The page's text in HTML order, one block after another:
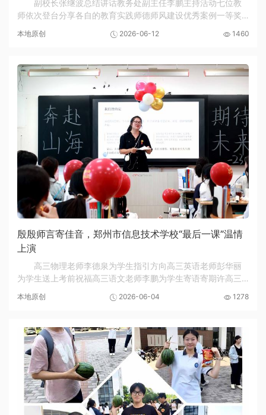
副校长张继波总结讲话教务处副主任李鹏主持活动七位教
师依次登台分享各自的教育实践师德师风建设优秀案例一等奖
师风建设，展现新时代教师风采，6月11日下午...
本地原创 2026-06-12 1460
殷殷师言寄佳音，郑州市信息技术学校“最后一课”温情
上演
高三物理老师李德泉为学生指引方向高三英语老师彭华丽
为学生送上考前祝福高三语文老师李鹏为学生寄语寄期许高三
振学子应试信心，涵养从容应考的良好心态，6...
本地原创 2026-06-04 1278